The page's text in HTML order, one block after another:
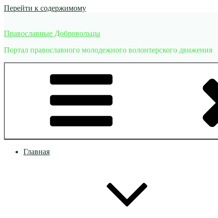
Перейти к содержимому
Православные Добровольцы
Портал православного молодежного волонтерского движения
Главная